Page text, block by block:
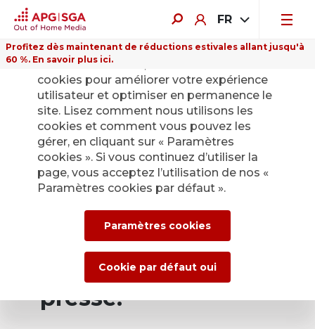
FR
Profitez dès maintenant de réductions estivales allant jusqu'à
60 %. En savoir plus ici.
Retour
Service de presse
d’APG|SGA pour les
actualités et les
communiqués de
presse.
Sur ce site Internet, nous utilisons des
cookies pour améliorer votre expérience
utilisateur et optimiser en permanence le
site. Lisez comment nous utilisons les
cookies et comment vous pouvez les
gérer, en cliquant sur « Paramètres
cookies ». Si vous continuez d’utiliser la
page, vous acceptez l’utilisation de nos «
Paramètres cookies par défaut ».
Paramètres cookies
Cookie par défaut oui